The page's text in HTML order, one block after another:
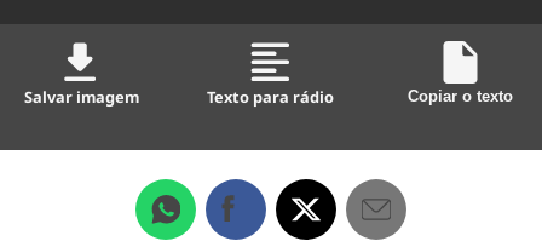
Salvar imagem Texto para rádio Copiar o texto